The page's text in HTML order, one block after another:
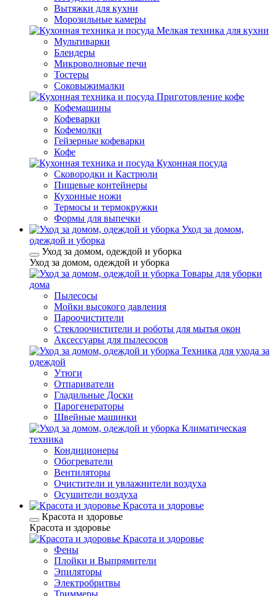
Вытяжки для кухни
Морозильные камеры
Мелкая техника для кухни
Мультиварки
Блендеры
Микроволновые печи
Тостеры
Соковыжималки
Приготовление кофе
Кофемашины
Кофеварки
Кофемолки
Гейзерные кофеварки
Кофе
Кухонная посуда
Сковородки и Кастрюли
Пищевые контейнеры
Кухонные ножи
Термосы и термокружки
Формы для выпечки
Уход за домом,
одеждой и уборка
Уход за домом, одеждой и уборка
Уход за домом, одеждой и уборка
Товары для уборки
дома
Пылесосы
Мойки высокого давления
Пароочистители
Стеклоочистители и роботы для мытья окон
Аксессуары для пылесосов
Техника для ухода за
одеждой
Утюги
Отпариватели
Гладильные Доски
Парогенераторы
Швейные машинки
Климатическая
техника
Кондиционеры
Обогреватели
Вентиляторы
Очистители и увлажнители воздуха
Осушители воздуха
Красота и здоровье
Красота и здоровье
Красота и здоровье
Красота и здоровье
Фены
Плойки и Выпрямители
Эпиляторы
Электробритвы
Триммеры